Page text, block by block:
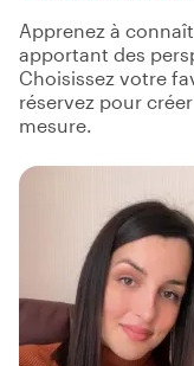
Apprenez à
apportant des
Choisissez votre
réservez pour
mesure.